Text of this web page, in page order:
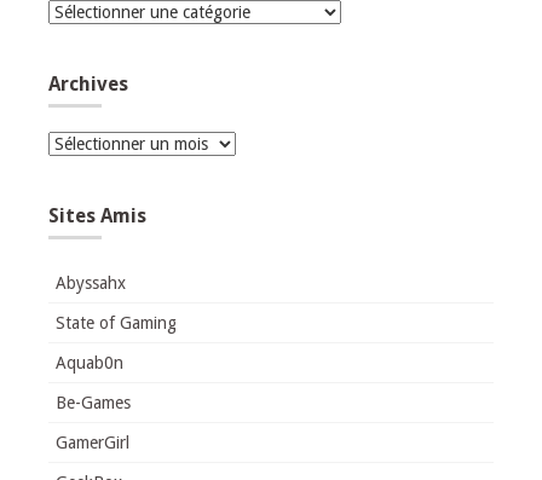
Catégories
Archives
Archives
Sites Amis
Abyssahx
State of Gaming
Aquab0n
Be-Games
GamerGirl